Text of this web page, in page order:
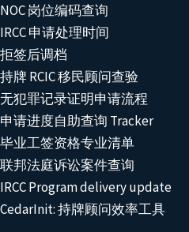
NOC 岗位编码查询
IRCC 申请处理时间
拒签后调档
持牌 RCIC 移民顾问查验
无犯罪记录证明申请流程
申请进度自助查询 Tracker
毕业工签资格专业清单
联邦法庭诉讼案件查询
IRCC Program delivery update
CedarInit: 持牌顾问效率工具